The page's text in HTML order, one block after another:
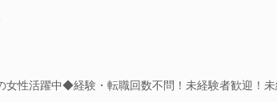
性活躍中◆経験・転職回数不問！未経験者歓迎！